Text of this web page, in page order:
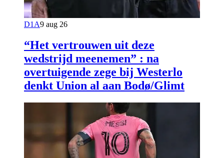
D1A9 aug 26
“Het vertrouwen uit deze
wedstrijd meenemen” : na
overtuigende zege bij Westerlo
denkt Union al aan Bodø/Glimt